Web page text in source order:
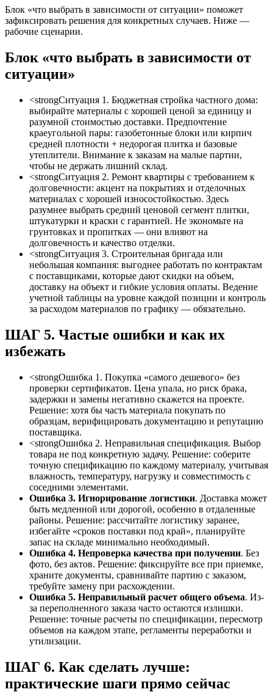
Блок «что выбрать в зависимости от ситуации» поможет
зафиксировать решения для конкретных случаев. Ниже —
рабочие сценарии.
Блок «что выбрать в зависимости от
ситуации»
<strongСитуация 1. Бюджетная стройка частного дома:
выбирайте материалы с хорошей ценой за единицу и
разумной стоимостью доставки. Предпочтение
краеугольной пары: газобетонные блоки или кирпич
средней плотности + недорогая плитка и базовые
утеплители. Внимание к заказам на малые партии,
чтобы не держать лишний склад.
<strongСитуация 2. Ремонт квартиры с требованием к
долговечности: акцент на покрытиях и отделочных
материалах с хорошей износостойкостью. Здесь
разумнее выбрать средний ценовой сегмент плитки,
штукатурки и краски с гарантией. Не экономьте на
грунтовках и пропитках — они влияют на
долговечность и качество отделки.
<strongСитуация 3. Строительная бригада или
небольшая компания: выгоднее работать по контрактам
с поставщиками, которые дают скидки на объем,
доставку на объект и гибкие условия оплаты. Ведение
учетной таблицы на уровне каждой позиции и контроль
за расходом материалов по графику — обязательно.
ШАГ 5. Частые ошибки и как их
избежать
<strongОшибка 1. Покупка «самого дешевого» без
проверки сертификатов. Цена упала, но риск брака,
задержки и замены негативно скажется на проекте.
Решение: хотя бы часть материала покупать по
образцам, верифицировать документацию и репутацию
поставщика.
<strongОшибка 2. Неправильная спецификация. Выбор
товара не под конкретную задачу. Решение: соберите
точную спецификацию по каждому материалу, учитывая
влажность, температуру, нагрузку и совместимость с
соседними элементами.
Ошибка 3. Игнорирование логистики. Доставка может
быть медленной или дорогой, особенно в отдаленные
районы. Решение: рассчитайте логистику заранее,
избегайте «сроков поставки под край», планируйте
запас на складе минимально необходимый.
Ошибка 4. Непроверка качества при получении. Без
фото, без актов. Решение: фиксируйте все при приемке,
храните документы, сравнивайте партию с заказом,
требуйте замену при расхождении.
Ошибка 5. Неправильный расчет общего объема. Из-
за переполненного заказа часто остаются излишки.
Решение: точные расчеты по спецификации, пересмотр
объемов на каждом этапе, регламенты переработки и
утилизации.
ШАГ 6. Как сделать лучше:
практические шаги прямо сейчас